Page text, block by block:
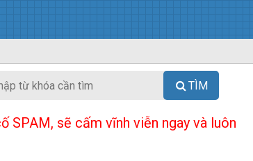
TÌM
SPAM, sẽ cấm vĩnh viễn ngay và luôn